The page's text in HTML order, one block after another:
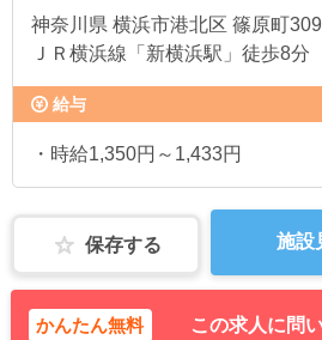
神奈川県 横浜市港北区 篠原町
ＪＲ横浜線「新横浜駅」徒歩8分
給与
・時給1,350円～1,433円
保存する 施設
かんたん無料 この求人に問